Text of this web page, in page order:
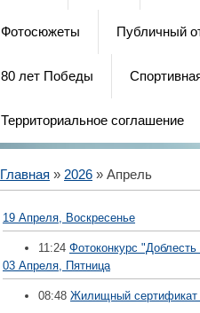
Фотосюжеты Публичный
80 лет Победы
Территориальное соглашение
Главная » 2026 » Апрель
19 Апреля, Воскресенье
11:24 Фотоконкурс "Доблесть
03 Апреля, Пятница
08:48 Жилищный сертификат